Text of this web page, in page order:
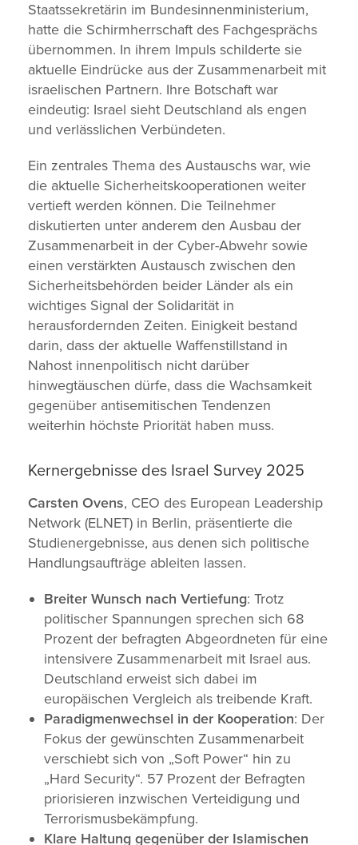
Staatssekretärin im Bundesinnenministerium,
hatte die Schirmherrschaft des Fachgesprächs
übernommen. In ihrem Impuls schilderte sie
aktuelle Eindrücke aus der Zusammenarbeit mit
israelischen Partnern. Ihre Botschaft war
eindeutig: Israel sieht Deutschland als engen
und verlässlichen Verbündeten.
Ein zentrales Thema des Austauschs war, wie
die aktuelle Sicherheitskooperationen weiter
vertieft werden können. Die Teilnehmer
diskutierten unter anderem den Ausbau der
Zusammenarbeit in der Cyber-Abwehr sowie
einen verstärkten Austausch zwischen den
Sicherheitsbehörden beider Länder als ein
wichtiges Signal der Solidarität in
herausfordernden Zeiten. Einigkeit bestand
darin, dass der aktuelle Waffenstillstand in
Nahost innenpolitisch nicht darüber
hinwegtäuschen dürfe, dass die Wachsamkeit
gegenüber antisemitischen Tendenzen
weiterhin höchste Priorität haben muss.
Kernergebnisse des Israel Survey 2025
Carsten Ovens, CEO des European Leadership
Network (ELNET) in Berlin, präsentierte die
Studienergebnisse, aus denen sich politische
Handlungsaufträge ableiten lassen.
Breiter Wunsch nach Vertiefung: Trotz
politischer Spannungen sprechen sich 68
Prozent der befragten Abgeordneten für eine
intensivere Zusammenarbeit mit Israel aus.
Deutschland erweist sich dabei im
europäischen Vergleich als treibende Kraft.
Paradigmenwechsel in der Kooperation: Der
Fokus der gewünschten Zusammenarbeit
verschiebt sich von „Soft Power“ hin zu
„Hard Security“. 57 Prozent der Befragten
priorisieren inzwischen Verteidigung und
Terrorismusbekämpfung.
Klare Haltung gegenüber der Islamischen